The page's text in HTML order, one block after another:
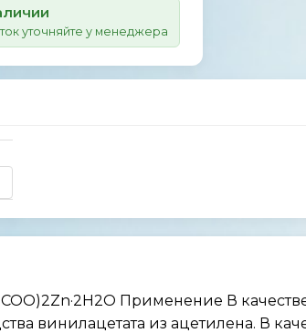
уточняйте у менеджера
Применение В
винилацетата из ацетилена. В